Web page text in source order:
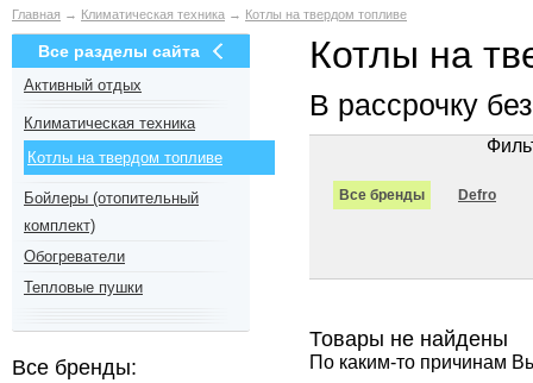
Главная → Климатическая техника → Котлы на твердом топливе
Все разделы сайта
Активный отдых
Климатическая техника
Котлы на твердом топливе
Бойлеры (отопительный
комплект)
Обогреватели
Тепловые пушки
Все бренды:
Котлы на
В рассрочку
Все бренды Defro
Товары не найдены
По каким-то причинам